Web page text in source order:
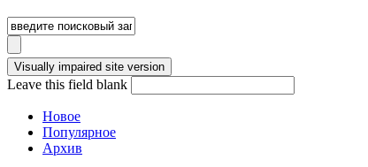
Leave this field blank
Новое
Популярное
Архив